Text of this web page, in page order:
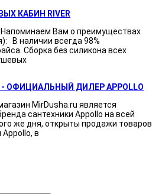
КАБИН RIVER
Вам о преимуществах
В наличии всегда 98%
Сборка без силикона всех
- ОФИЦИАЛЬНЫЙ ДИЛЕР APPOLLO
MirDusha.ru является
сантехники Appollo на всей
же дня, открыты продажи товаров
в